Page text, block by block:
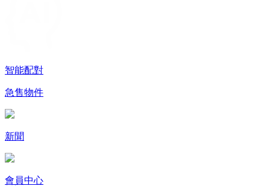
智能配對
急售物件
新聞
會員中心